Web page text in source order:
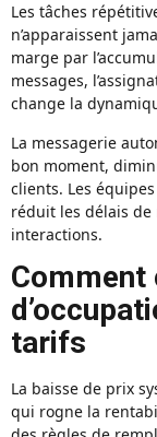
Les tâches
n’apparaissent
marge par
messages,
change la
La messagerie
bon moment,
clients. Les
réduit les délais
interactions.
tarifs
La baisse de prix
qui rogne la